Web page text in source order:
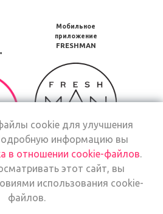
Мобильное
приложение
FRESHMAN
Мобильное
приложение
FRESHMAN
Play
Мобильное
приложение
Freshman
cookie для улучшения
информацию вы
в отношении cookie-файлов.
этот сайт, вы
использования cookie-
файлов.